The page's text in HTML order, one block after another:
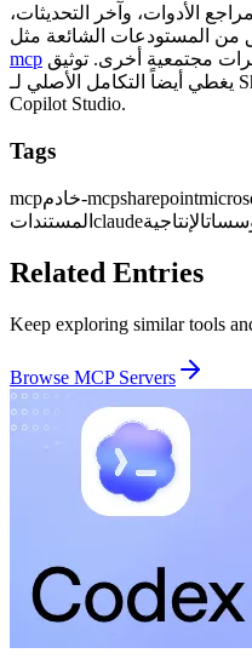
الأدوات، وآخر التحديثات،
mcp
يغطي أيضاً التكامل الأصلي لـ SharePoint MCP لـ Agent 365 و
Copilot Studio.
Tags
mcp خادم-mcpsharepoint
المستندات claudeالإنتاجية
Related Entries
Keep exploring similar tools
Browse MCP Servers